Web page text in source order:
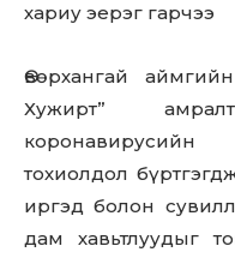
хариу эерэг гарчээ
Өвөрхангай
Хужирт”
тохиолдол
иргэд болон
дам хавьтлуудыг